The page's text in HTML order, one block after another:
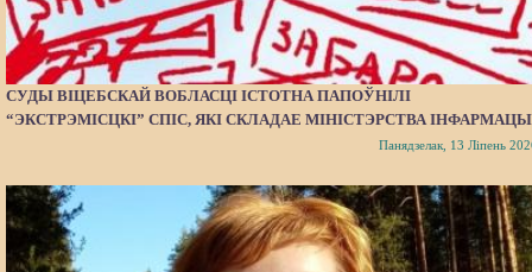
СУДЫ ВІЦЕБСКАЙ ВОБЛАСЦІ ІСТОТНА ПАПОЎНІЛІ
“ЭКСТРЭМІСЦКІ” СПІС, ЯКІ СКЛАДАЕ МІНІСТЭРСТВА
Панядзелак, 13 Ліпень